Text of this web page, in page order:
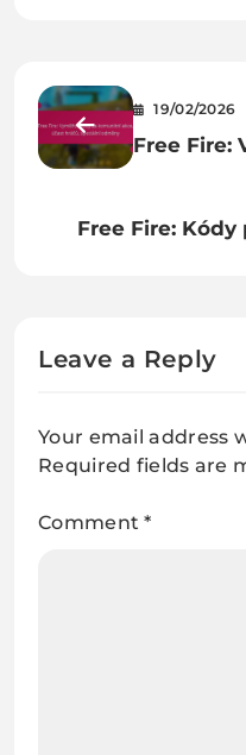
19/02/2026
Free Fire:
speciální
Free Fire: Kódy
Leave a Reply
Your email address
Required fields are
Comment*